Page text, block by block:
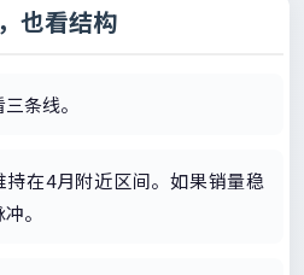
也看结构
条线。
在4月附近区间。如果销量稳
。